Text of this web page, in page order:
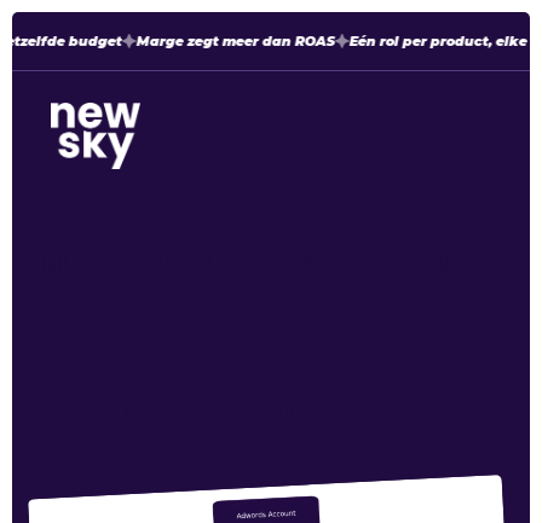
budget Marge zegt meer dan ROAS Eén rol per product, elke